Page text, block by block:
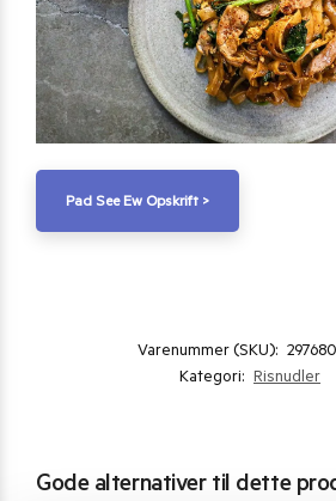
Pad See Ew Opskrift >
Varenummer (SKU):
Kategori: Risnudler
Gode alternativer til dette